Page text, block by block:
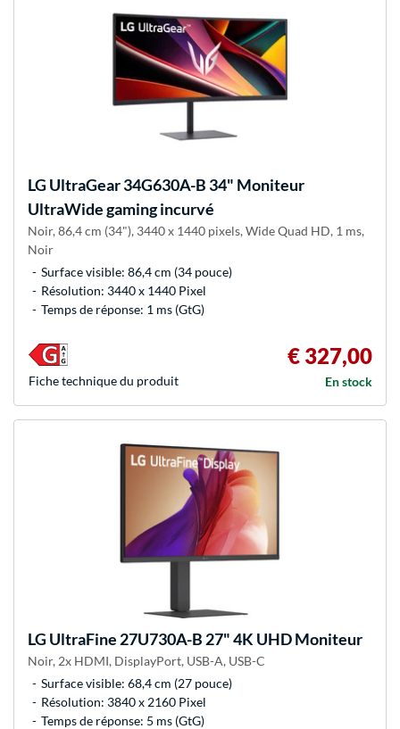
LG UltraGear 34G630A-B 34" Moniteur
UltraWide gaming incurvé
Noir, 86,4 cm (34"), 3440 x 1440 pixels, Wide Quad HD, 1 ms,
Noir
Surface visible: 86,4 cm (34 pouce)
Résolution: 3440 x 1440 Pixel
Temps de réponse: 1 ms (GtG)
€ 327,00
En stock
Fiche technique du produit
LG UltraFine 27U730A-B 27" 4K UHD Moniteur
Noir, 2x HDMI, DisplayPort, USB-A, USB-C
Surface visible: 68,4 cm (27 pouce)
Résolution: 3840 x 2160 Pixel
Temps de réponse: 5 ms (GtG)